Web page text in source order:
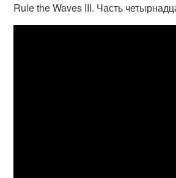
Rule the Waves III. Часть